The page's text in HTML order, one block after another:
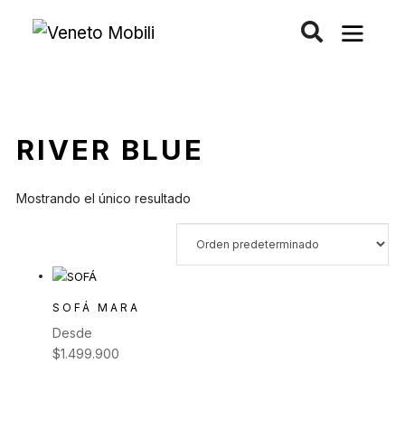
RIVER BLUE
Mostrando el único resultado
SOFÁ MARA
Desde
$1.499.900